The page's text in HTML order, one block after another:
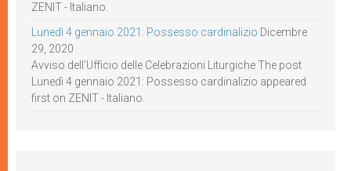
ZENIT - Italiano.
Lunedì 4 gennaio 2021: Possesso cardinalizio Dicembre
29, 2020
Avviso dell’Ufficio delle Celebrazioni Liturgiche The post
Lunedì 4 gennaio 2021: Possesso cardinalizio appeared
first on ZENIT - Italiano.